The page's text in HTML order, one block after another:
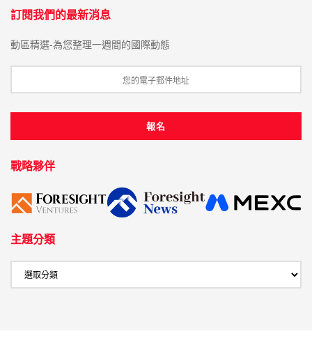
訂閱我們的最新消息
動區精選-為您整理一週間的國際動態
戰略夥伴
主題分類